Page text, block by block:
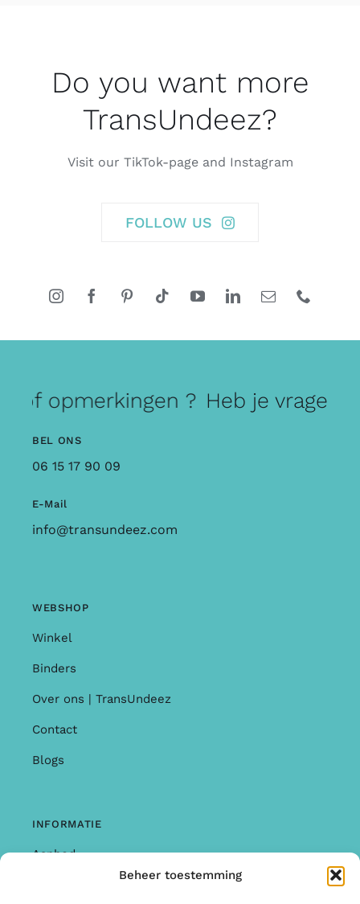
Beheer toestemming
Do you want more
TransUndeez?
Visit our TikTok-page and Instagram
FOLLOW US
of opmerkingen ? Heb je vragen
BEL ONS
06 15 17 90 09
E-Mail
info@transundeez.com
WEBSHOP
Winkel
Binders
Over ons | TransUndeez
Contact
Blogs
INFORMATIE
Aanbod
Garantie & Klachten